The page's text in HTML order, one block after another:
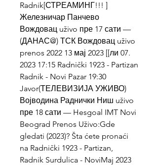
Radnik[СТРЕАМИНГ!!! ]
Железничар Панчево
Вождовац uživo пре 17 сати —
(ДАНАС@) ТСК Вождовац uživo
prenos 2022 13 мај 2023 [[ли 07.
2023 17:15 Radnički 1923 - Partizan
Radnik - Novi Pazar 19:30
Javor(ТЕЛЕВИЗИЈА УЖИВО)
Војводина Раднички Ниш uživo
пре 18 сати — Hesgoal IMT Novi
Beograd Prenos Uživo:Gde
gledati (2023)? Šta ćete pronaći
na Radnički 1923 - Partizan,
Radnik Surdulica - NoviMaj 2023